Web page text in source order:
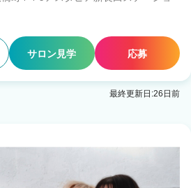
検索する
サロン見学 応募
最終更新日:26日前